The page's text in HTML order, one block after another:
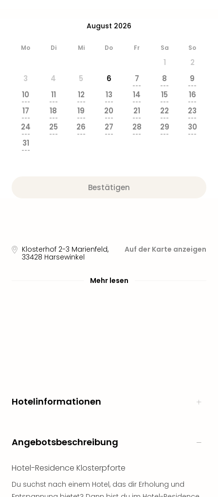
August 2026
Mo Di Mi Do Fr Sa So
1
2
3
4 5 6 7
---
8
---
9
---
10
---
11
---
12
---
13
---
14
---
15
---
16
---
17
---
18
---
19
---
20
---
21
---
22
---
23
---
24
---
25
---
26
---
27
---
28
---
29
---
30
---
31
---
Bestätigen
Klosterhof 2-3 Marienfeld,
33428 Harsewinkel
Auf der Karte anzeigen
Mehr lesen
Hotelinformationen
Angebotsbeschreibung
Hotel-Residence Klosterpforte
Du suchst nach einem Hotel, das dir Erholung und